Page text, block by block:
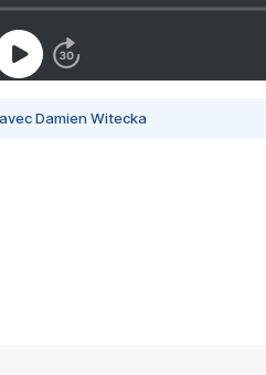
Damien Witecka